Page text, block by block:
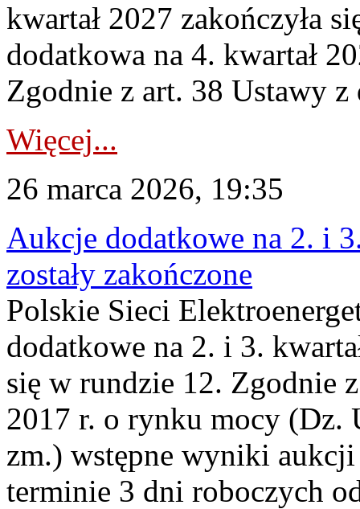
kwartał 2027 zakończyła
dodatkowa na 4. kwartał
Zgodnie z art. 38 Ustawy
Więcej...
26 marca 2026, 19:35
Aukcje dodatkowe na 2. i
zostały zakończone
Polskie Sieci
dodatkowe na 2. i 3.
się w rundzie 12. Zgodnie
2017 r. o rynku mocy (Dz.
zm.) wstępne wyniki
terminie 3 dni roboczych